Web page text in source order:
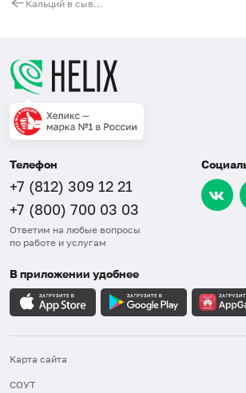
Кальций в сыворотке
Телефон
+7 (812) 309 12 21
+7 (800) 700 03 03
Ответим на любые вопросы
по работе и услугам
В приложении удобнее
Карта сайта
СОУТ